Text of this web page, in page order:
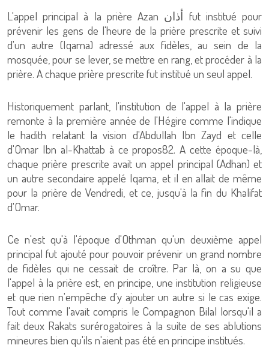
L'appel principal à la prière Azan أذان fut institué pour
prévenir les gens de l'heure de la prière prescrite et suivi
d'un autre (Iqama) adressé aux fidèles, au sein de la
mosquée, pour se lever, se mettre en rang, et procéder à la
prière. A chaque prière prescrite fut institué un seul appel.
Historiquement parlant, l'institution de l'appel à la prière
remonte à la première année de l'Hégire comme l'indique
le hadith relatant la vision d'Abdullah Ibn Zayd et celle
d'Omar Ibn al-Khattab à ce propos82. A cette époque-là,
chaque prière prescrite avait un appel principal (Adhan) et
un autre secondaire appelé Iqama, et il en allait de même
pour la prière de Vendredi, et ce, jusqu'à la fin du Khalifat
d'Omar.
Ce n'est qu'à l'époque d'Othman qu'un deuxième appel
principal fut ajouté pour pouvoir prévenir un grand nombre
de fidèles qui ne cessait de croître. Par là, on a su que
l'appel à la prière est, en principe, une institution religieuse
et que rien n'empêche d'y ajouter un autre si le cas exige.
Tout comme l'avait compris le Compagnon Bilal lorsqu'il a
fait deux Rakats surérogatoires à la suite de ses ablutions
mineures bien qu'ils n'aient pas été en principe institués.